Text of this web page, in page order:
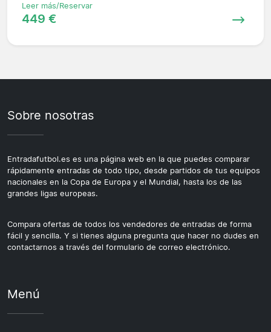
Leer más/Reservar
449 €
Sobre nosotras
Entradafutbol.es es una página web en la que puedes comparar
rápidamente entradas de todo tipo, desde partidos de tus equipos
nacionales en la Copa de Europa y el Mundial, hasta los de las
grandes ligas europeas.
Compara ofertas de todos los vendedores de entradas de forma
fácil y sencilla. Y si tienes alguna pregunta que hacer no dudes en
contactarnos a través del formulario de correo electrónico.
Menú